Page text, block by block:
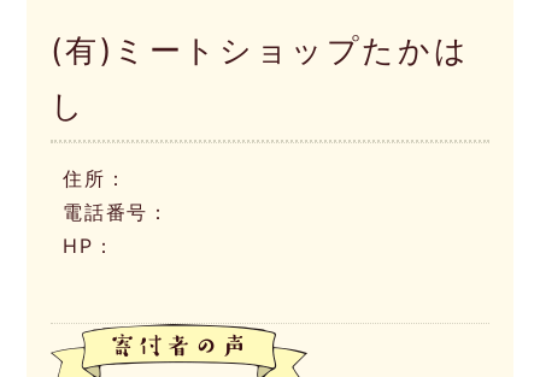
(有)ミートショップたかは
し
住所：
電話番号：
HP：